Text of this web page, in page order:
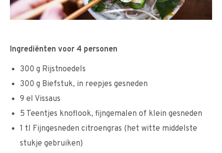
Ingrediënten voor 4 personen
300 g Rijstnoedels
300 g Biefstuk, in reepjes gesneden
9 el Vissaus
5 Teentjes knoflook, fijngemalen of klein gesneden
1 tl Fijngesneden citroengras (het witte middelste
stukje gebruiken)